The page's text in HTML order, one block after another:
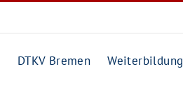
DTKV Bremen Weiterbildung